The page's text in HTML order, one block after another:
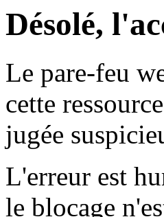
Désolé,
Le pare-feu
cette
jugée
L'erreur est
le blocage